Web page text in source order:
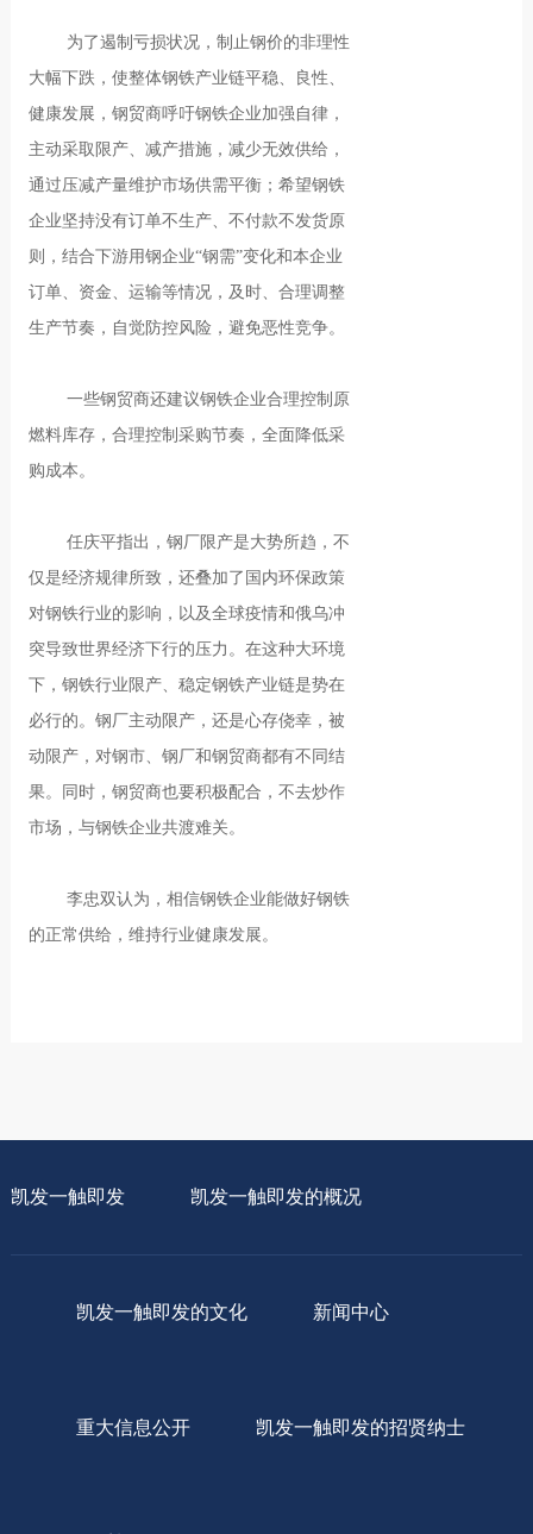
为了遏制亏损状况，制止钢价的非理性
大幅下跌，使整体钢铁产业链平稳、良性、
健康发展，钢贸商呼吁钢铁企业加强自律，
主动采取限产、减产措施，减少无效供给，
通过压减产量维护市场供需平衡；希望钢铁
企业坚持没有订单不生产、不付款不发货原
则，结合下游用钢企业“钢需”变化和本企业
订单、资金、运输等情况，及时、合理调整
生产节奏，自觉防控风险，避免恶性竞争。
一些钢贸商还建议钢铁企业合理控制原
燃料库存，合理控制采购节奏，全面降低采
购成本。
任庆平指出，钢厂限产是大势所趋，不
仅是经济规律所致，还叠加了国内环保政策
对钢铁行业的影响，以及全球疫情和俄乌冲
突导致世界经济下行的压力。在这种大环境
下，钢铁行业限产、稳定钢铁产业链是势在
必行的。钢厂主动限产，还是心存侥幸，被
动限产，对钢市、钢厂和钢贸商都有不同结
果。同时，钢贸商也要积极配合，不去炒作
市场，与钢铁企业共渡难关。
李忠双认为，相信钢铁企业能做好钢铁
的正常供给，维持行业健康发展。
凯发一触即发 凯发一触即发的概况
凯发一触即发的文化 新闻中心
重大信息公开 凯发一触即发的招贤纳士